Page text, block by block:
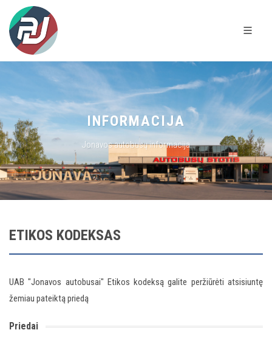
INFORMACIJA
Jonavos autobusų informacija
ETIKOS KODEKSAS
UAB "Jonavos autobusai" Etikos kodeksą galite peržiūrėti atsisiuntę
žemiau pateiktą priedą
Priedai